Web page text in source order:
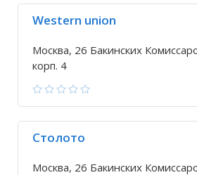
Western union
Москва, 26 Бакинских
корп. 4
Столото
Москва, 26 Бакинских